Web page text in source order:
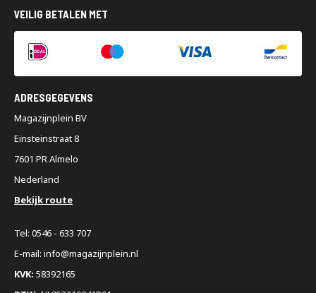
VEILIG BETALEN MET
ADRESGEGEVENS
Magazijnplein BV
Einsteinstraat 8
7601 PR Almelo
Nederland
Bekijk route
Tel: 0546 - 633 707
E-mail: info@magazijnplein.nl
KVK: 58392165